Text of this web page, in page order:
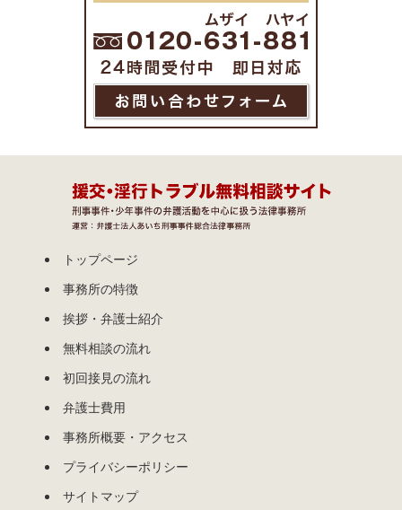
トップページ
事務所の特徴
挨拶・弁護士紹介
無料相談の流れ
初回接見の流れ
弁護士費用
事務所概要・アクセス
プライバシーポリシー
サイトマップ